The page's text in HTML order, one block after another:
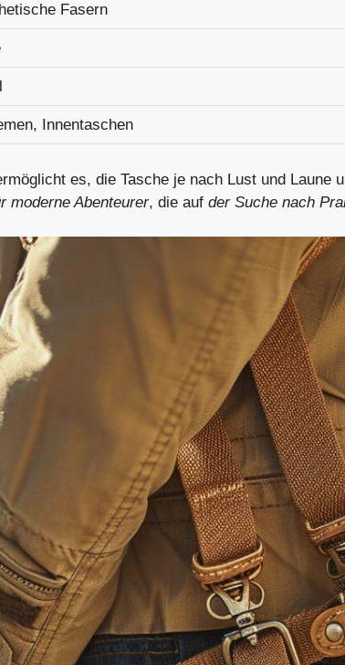
Fasern
Innentaschen
es, die Tasche je nach Lust und Laune
moderne Abenteurer, die auf der Suche nach